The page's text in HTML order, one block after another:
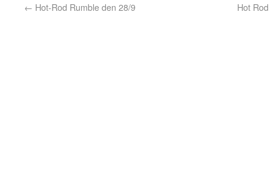
← Hot-Rod Rumble den 28/9 Hot